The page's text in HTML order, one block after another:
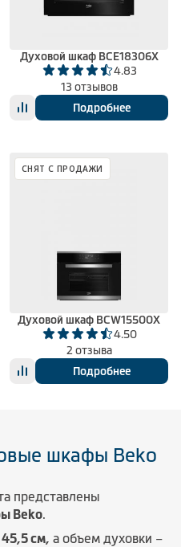
Духовой шкаф BCE18306X
4.83
13 отзывов
Подробнее
СНЯТ С ПРОДАЖИ
Духовой шкаф BCW15500X
4.50
2 отзыва
Подробнее
шкафы Beko
представлены
Beko
см, а объем духовки –